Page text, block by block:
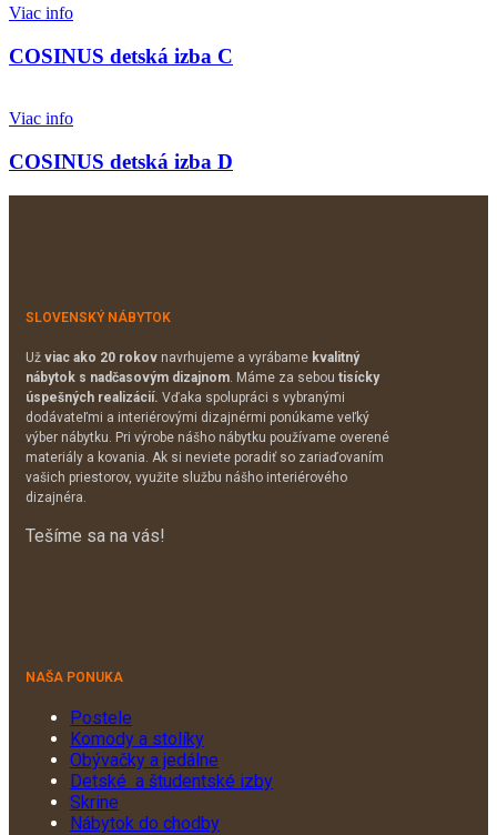
Viac info
COSINUS detská izba C
Viac info
COSINUS detská izba D
SLOVENSKÝ NÁBYTOK
Už viac ako 20 rokov navrhujeme a vyrábame kvalitný
nábytok s nadčasovým dizajnom. Máme za sebou tisícky
úspešných realizácií. Vďaka spolupráci s vybranými
dodávateľmi a interiérovými dizajnérmi ponúkame veľký
výber nábytku. Pri výrobe nášho nábytku používame overené
materiály a kovania. Ak si neviete poradiť so zariaďovaním
vašich priestorov, využite službu nášho interiérového
dizajnéra.
Tešíme sa na vás!
NAŠA PONUKA
Postele
Komody a stolíky
Obývačky a jedálne
Detské a študentské izby
Skrine
Nábytok do chodby